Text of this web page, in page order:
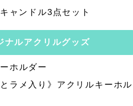
ャンドル3点セット
ナルアクリルグッズ
ホルダー
とラメ入り》アクリルキーホル